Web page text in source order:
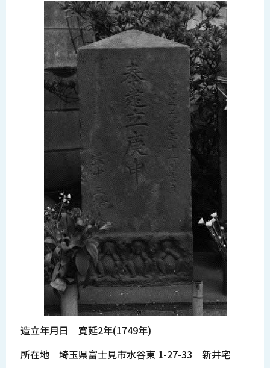
造立年月日 寛延2年(1749年)
所在地 埼玉県富士見市水谷東 1-27-33 新井宅